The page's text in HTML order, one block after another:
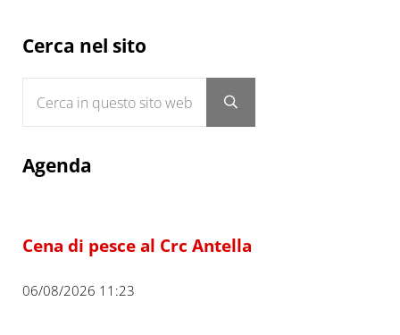
Sidebar
Cerca nel sito
Submit search
Agenda
Cena di pesce al Crc Antella
06/08/2026 11:23